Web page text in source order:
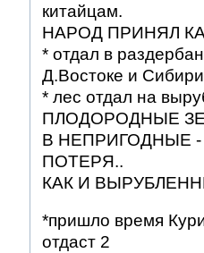
китайцам.
НАРОД ПРИНЯЛ
* отдал в
Д.Востоке и
* лес отдал на
ПЛОДОРОДНЫЕ
В НЕПРИГОДНЫЕ
ПОТЕРЯ..
КАК И
*пришло время
отдаст 2